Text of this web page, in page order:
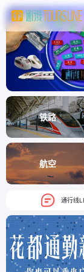
铁路
航空
通行线